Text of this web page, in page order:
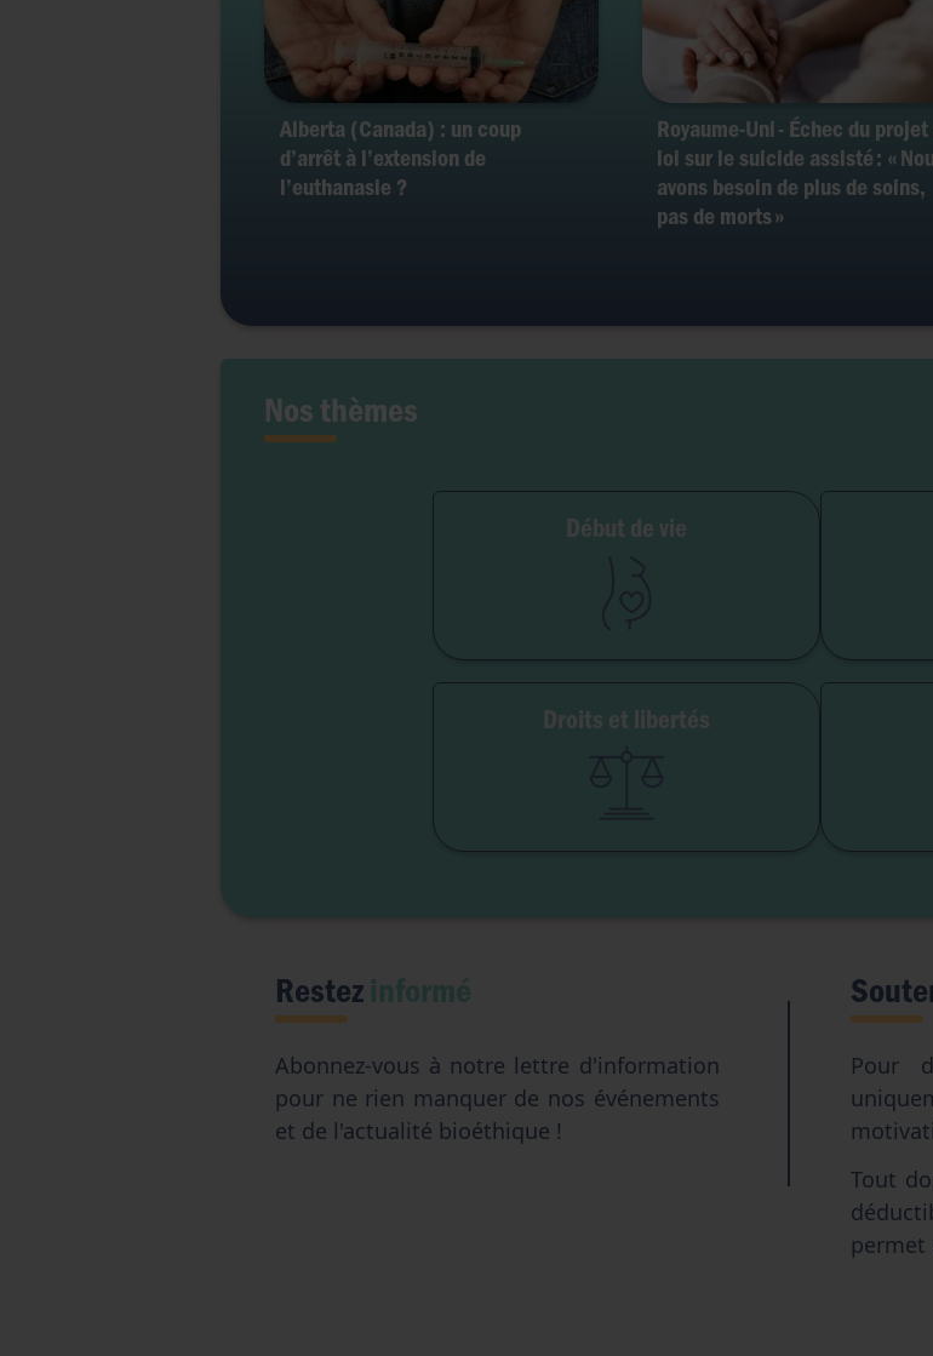
Alberta (Canada) : un coup
d’arrêt à l’extension de
l’euthanasie ?
Royaume-Uni - Échec du projet
loi sur le suicide assisté : «
avons besoin de plus de soins,
pas de morts »
Nos thèmes
Début de vie
Fertilité et grossesse
PMA
Droits et libertés
Liberté de conscience
Restezinformé
Abonnez-vous à notre lettre d'information
pour ne rien manquer de nos événements
et de l'actualité bioéthique !
Pour
Tout
permet